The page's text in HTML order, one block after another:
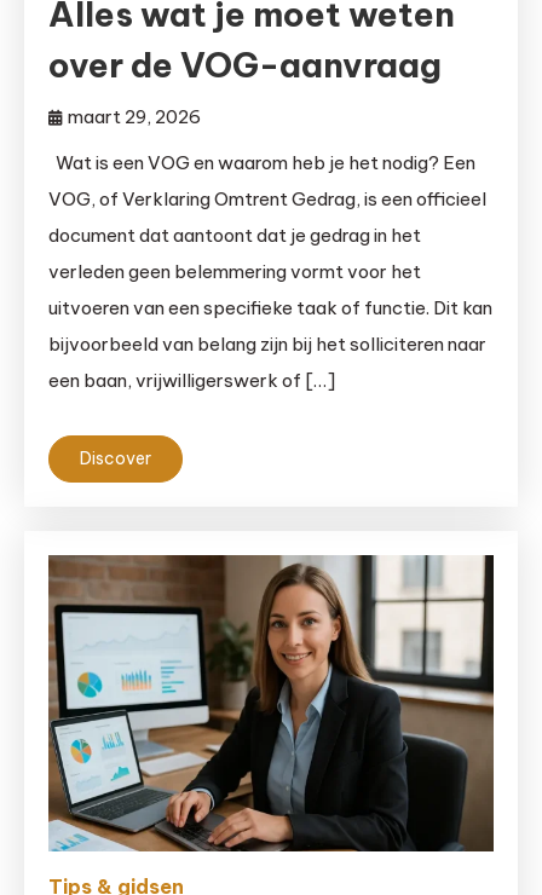
Alles wat je moet weten
over de VOG-aanvraag
maart 29, 2026
Wat is een VOG en waarom heb je het nodig? Een
VOG, of Verklaring Omtrent Gedrag, is een officieel
document dat aantoont dat je gedrag in het
verleden geen belemmering vormt voor het
uitvoeren van een specifieke taak of functie. Dit kan
bijvoorbeeld van belang zijn bij het solliciteren naar
een baan, vrijwilligerswerk of […]
Discover
Tips & gidsen